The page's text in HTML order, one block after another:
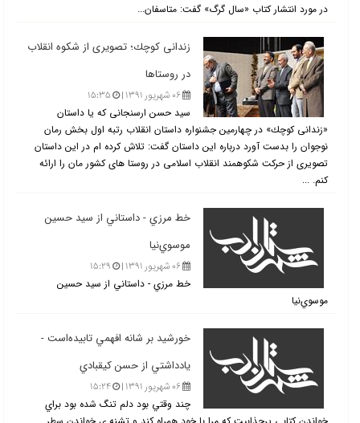
در مورد انتشار کتاب «سال گرگ» گفت: متاسفان...
زندانی كوچك؛ تصویری از شكوه انقلاب
در روستاها
۰۶ شهریور ۱۳۹۱ | ۱۵:۳۵
سید حسن ارسنجانی كه یا داستان
«زندانی كوچك» در چهارمین جشنواره داستان انقلاب رتبه اول بخش رمان
نوجوان را بدست آورد درباره این داستان گفت: تلاش كرده ام در این داستان
تصویری از حركت شكوهمند انقلاب اسلامی در روستا های كشور مان را ارائه
كنم. ...
خط مرزي - داستاني از سيد حسين
موسوي‌نيا
۰۶ شهریور ۱۳۹۱ | ۱۵:۲۹
خط مرزي - داستاني از سيد حسين
موسوي‌نيا
خورشيد بر شانه افهمي تابيده‌است -
يادداشتي از حسن كيقبادي
۰۶ شهریور ۱۳۹۱ | ۱۵:۲۴
چند وقتي بود دلم تنگ شده بود براي